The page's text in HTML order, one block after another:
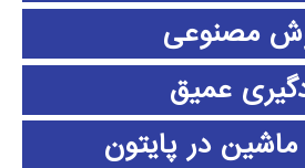
مصنوعی
عمیق
ماشین در پایتون